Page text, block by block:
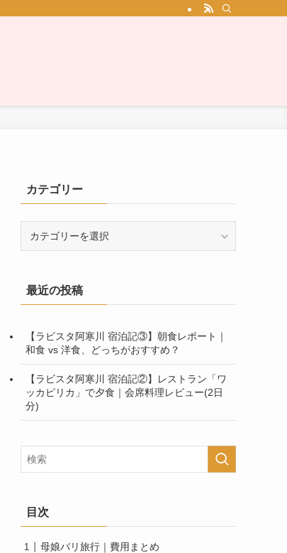
カテゴリー
ー最近の投稿
【ラビスタ阿寒川 宿泊記③】朝食レポート｜
和食 vs 洋食、どっちがおすすめ？
【ラビスタ阿寒川 宿泊記②】レストラン「ワ
ッカピリカ」で夕食｜会席料理レビュー(2日
分)
目次
母娘バリ旅行｜費用まとめ